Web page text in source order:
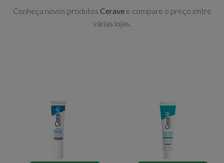
Conheça novos produtos Ceravee compare o preço entre
várias lojas.